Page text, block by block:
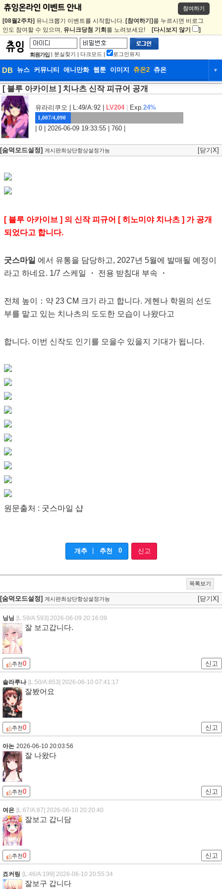
참여하기
[08월2주차] 유니크뽑기 이벤트를 시작합니다. [참여하기] 를 누르시면 비로그
인도 참여할 수 있으며, 유니크당첨 기회 를 노려보세요! [다시보지 않기 ]
회원가입 | 분실찾기 | 다크모드 | 로그인유지
DB 뉴스 커뮤니티 애니만화 웹툰 이미지 츄온2 츄온 ▼
DB 뉴스 커뮤니티
웹툰 이미지 츄온2
[ 블루 아카이브 ] 치나츠 신작 피규어 공개
유라리쿠오 | L:49/A:92 | LV204 Exp.24%
1,007/4,090
| 0 | 2026-06-09 19:33:55 | 760 |
[숨덕모드설정] 게시판최상단항상설정가능 [닫기X]
[ 블루 아카이브 ] 의 신작 피규어 [ 히노미야 치나츠 ] 가 공개
되었다고 합니다.
굿스마일 에서 유통을 담당하고, 2027년 5월에 발매될 예정이
라고 하네요. 1/7 스케일 ・ 전용 받침대 부속 ・
전체 높이：약 23 CM 크기 라고 합니다. 게헨나 학원의 선도
부를 맡고 있는 치나츠의 도도한 모습이 나왔다고
합니다. 이번 신작도 인기를 모을수 있을지 기대가 됩니다.
원문출처 : 굿스마일 샵
개추 추천 0 신고
목록보기
[숨덕모드설정] 게시판최상단항상설정가능 [닫기X]
닝닝 [L:59/A:593] 2026-06-09 20:16:09
잘 보고갑니다.
추천0 신고
솔라루나 [L:50/A:853] 2026-06-10 07:41:17
잘봤어요
추천0 신고
아논 2026-06-10 20:03:56
잘 나왔다
추천0 신고
여은 [L:67/A:87] 2026-06-10 20:20:40
잘보고 갑니담
추천0 신고
죠커링 [L:46/A:199] 2026-06-10 20:55:34
잘보구 갑니다